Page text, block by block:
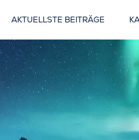
AKTUELLSTE BEITRÄGE